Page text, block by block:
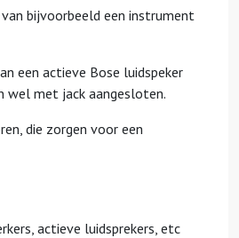
bijvoorbeeld een instrument
een actieve Bose luidspeker
wel met jack aangesloten.
die zorgen voor een
actieve luidsprekers, etc